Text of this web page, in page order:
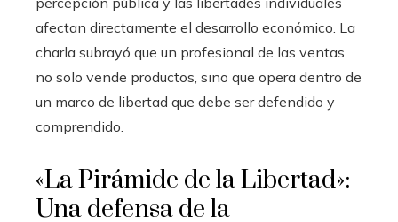
afectan directamente el desarrollo económico. La
charla subrayó que un profesional de las ventas
no solo vende productos, sino que opera dentro de
un marco de libertad que debe ser defendido y
comprendido.
«La Pirámide de la Libertad»:
Una defensa de la